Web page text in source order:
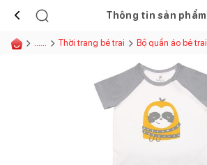
Thông tin sản phẩm
...... Thời trang bé trai Bộ quần áo bé trai